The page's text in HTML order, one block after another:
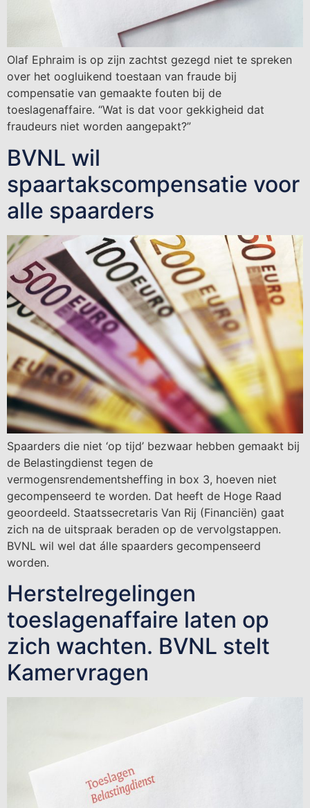
Olaf Ephraim is op zijn zachtst gezegd niet te spreken
over het oogluikend toestaan van fraude bij
compensatie van gemaakte fouten bij de
toeslagenaffaire. “Wat is dat voor gekkigheid dat
fraudeurs niet worden aangepakt?”
BVNL wil
spaartakscompensatie voor
alle spaarders
Spaarders die niet ‘op tijd’ bezwaar hebben gemaakt bij
de Belastingdienst tegen de
vermogensrendementsheffing in box 3, hoeven niet
gecompenseerd te worden. Dat heeft de Hoge Raad
geoordeeld. Staatssecretaris Van Rij (Financiën) gaat
zich na de uitspraak beraden op de vervolgstappen.
BVNL wil wel dat álle spaarders gecompenseerd
worden.
Herstelregelingen
toeslagenaffaire laten op
zich wachten. BVNL stelt
Kamervragen